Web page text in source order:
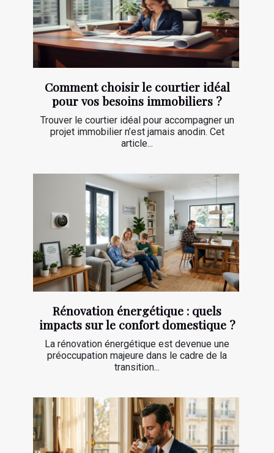
Comment choisir le courtier idéal
pour vos besoins immobiliers ?
Trouver le courtier idéal pour accompagner un
projet immobilier n’est jamais anodin. Cet
article...
Rénovation énergétique : quels
impacts sur le confort domestique ?
La rénovation énergétique est devenue une
préoccupation majeure dans le cadre de la
transition...